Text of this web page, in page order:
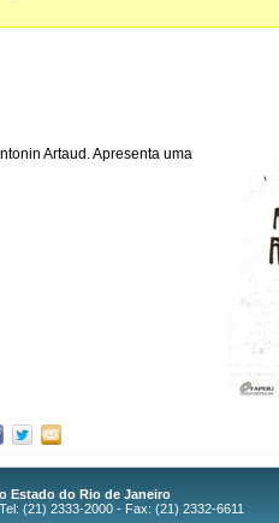
Artaud. Apresenta uma
Estado do Rio de Janeiro
(21) 2333-2000 - Fax: (21) 2332-6611